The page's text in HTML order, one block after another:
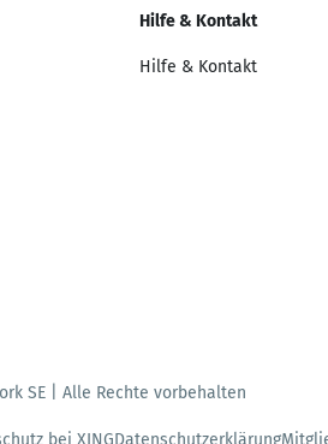
Hilfe & Kontakt
Hilfe & Kontakt
SE | Alle Rechte vorbehalten
bei XINGDatenschutzerklärung